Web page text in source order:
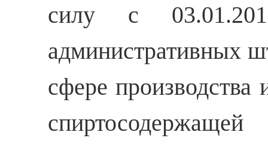
силу с
административных
сфере производства